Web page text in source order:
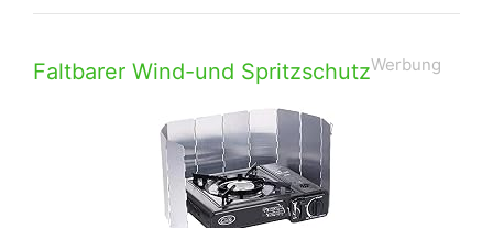
Faltbarer Wind-und SpritzschutzWerbung